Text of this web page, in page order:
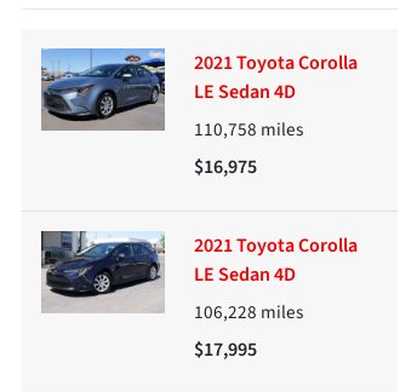
2021 Toyota Corolla
LE Sedan 4D
110,758 miles
$16,975
2021 Toyota Corolla
LE Sedan 4D
106,228 miles
$17,995